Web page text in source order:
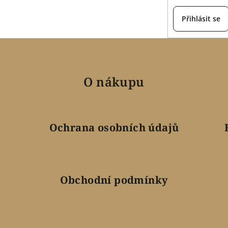
Přihlásit se
O nákupu
Ochrana osobních údajů
Obchodní podmínky